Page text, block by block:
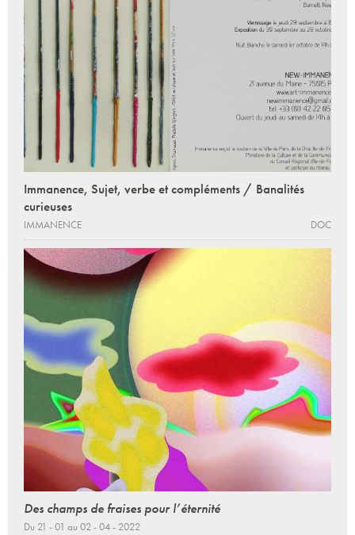
Immanence, Sujet, verbe et compléments / Banalités
curieuses
IMMANENCE DOC
Des champs de fraises pour l’éternité
Du 21 - 01 au 02 - 04 - 2022